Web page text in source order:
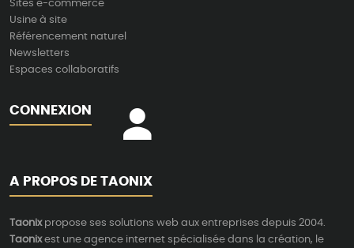
Sites e-commerce
Usine à site
Référencement naturel
Newsletters
Espaces collaboratifs
CONNEXION
A PROPOS DE TAONIX
Taonixpropose ses solutions web aux entreprises depuis 2004.
Taonixest une agence internet spécialisée dans la création, le